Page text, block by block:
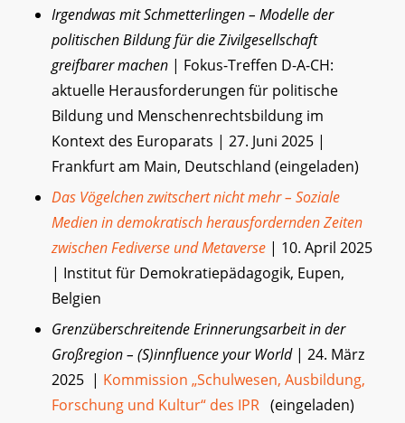
Irgendwas mit Schmetterlingen – Modelle der
politischen Bildung für die Zivilgesellschaft
greifbarer machen| Fokus-Treffen D-A-CH:
aktuelle Herausforderungen für politische
Bildung und Menschenrechtsbildung im
Kontext des Europarats | 27. Juni 2025 |
Frankfurt am Main, Deutschland (eingeladen)
Das Vögelchen zwitschert nicht mehr – Soziale
Medien in demokratisch herausfordernden Zeiten
zwischen Fediverse und Metaverse | 10. April 2025
| Institut für Demokratiepädagogik, Eupen,
Belgien
Grenzüberschreitende Erinnerungsarbeit in der
Großregion – (S)innfluence your World| 24. März
2025 | Kommission „Schulwesen, Ausbildung,
Forschung und Kultur“ des IPR (eingeladen)